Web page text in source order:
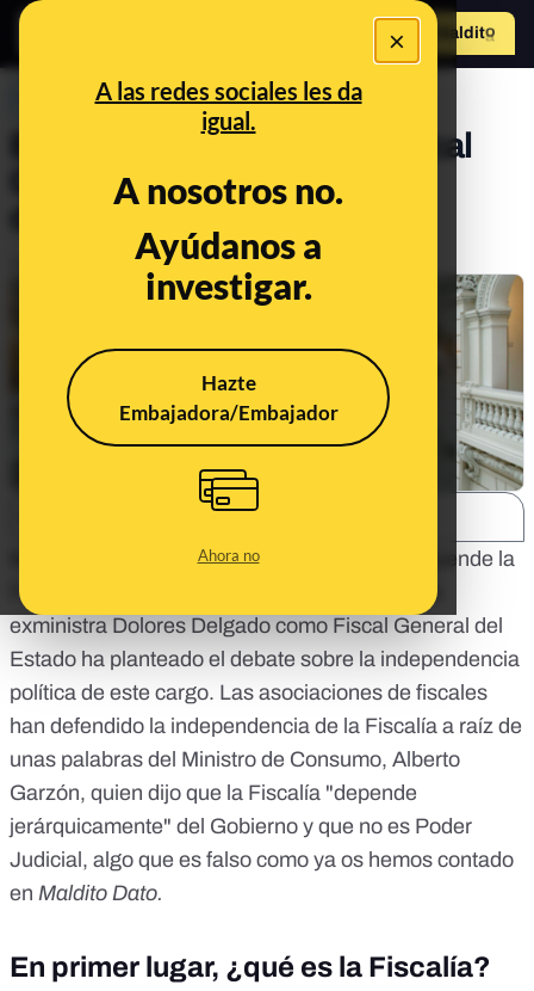
×
A las redes sociales les da
igual.
A nosotros no.
Ayúdanos a
investigar.
Hazte
Embajadora/Embajador
Ahora no
Hazte Maldito
PREBUNKING
El Gobierno designa al Fiscal
General, pero... ¿de quién
depende la Fiscalía?
Jan 29, 2020, 7:14:15 AM
Meses más tarde del polémico "
¿De quién depende la
Fiscalía?
" de Pedro Sánchez, la elección de la
exministra Dolores Delgado como Fiscal General del
Estado ha planteado el debate sobre la independencia
política de este cargo. Las asociaciones de fiscales
han defendido la independencia de la Fiscalía a raíz de
unas palabras del Ministro de Consumo, Alberto
Garzón, quien dijo que la Fiscalía "depende
jerárquicamente" del Gobierno y que no es Poder
Judicial, algo que es falso como ya os hemos contado
en Maldito Dato.
En primer lugar, ¿qué es la Fiscalía?